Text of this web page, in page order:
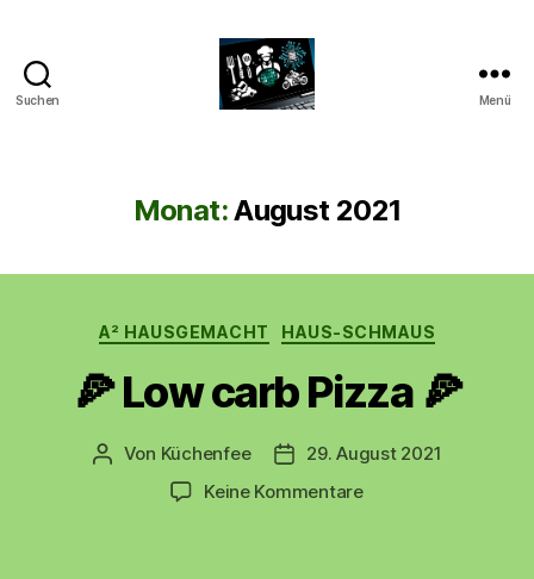
Suchen Menü
Monat:August 2021
Kategorien
A² HAUSGEMACHT HAUS-SCHMAUS
🍕 Low carb Pizza 🍕
Beitragsautor
Von Küchenfee Beitragsdatum
29. August 2021
Keine Kommentarezu